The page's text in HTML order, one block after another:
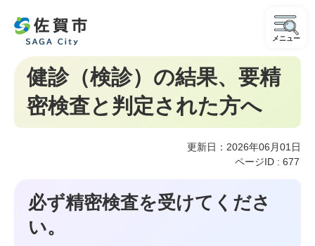
メニュー
健診（検診）の結果、要精
密検査と判定された方へ
更新日：2026年06月01日
ページID : 677
必ず精密検査を受けてくださ
い。